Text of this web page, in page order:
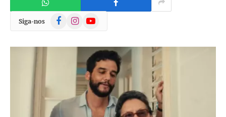
Siga-nos FacebookInstagramYouTube